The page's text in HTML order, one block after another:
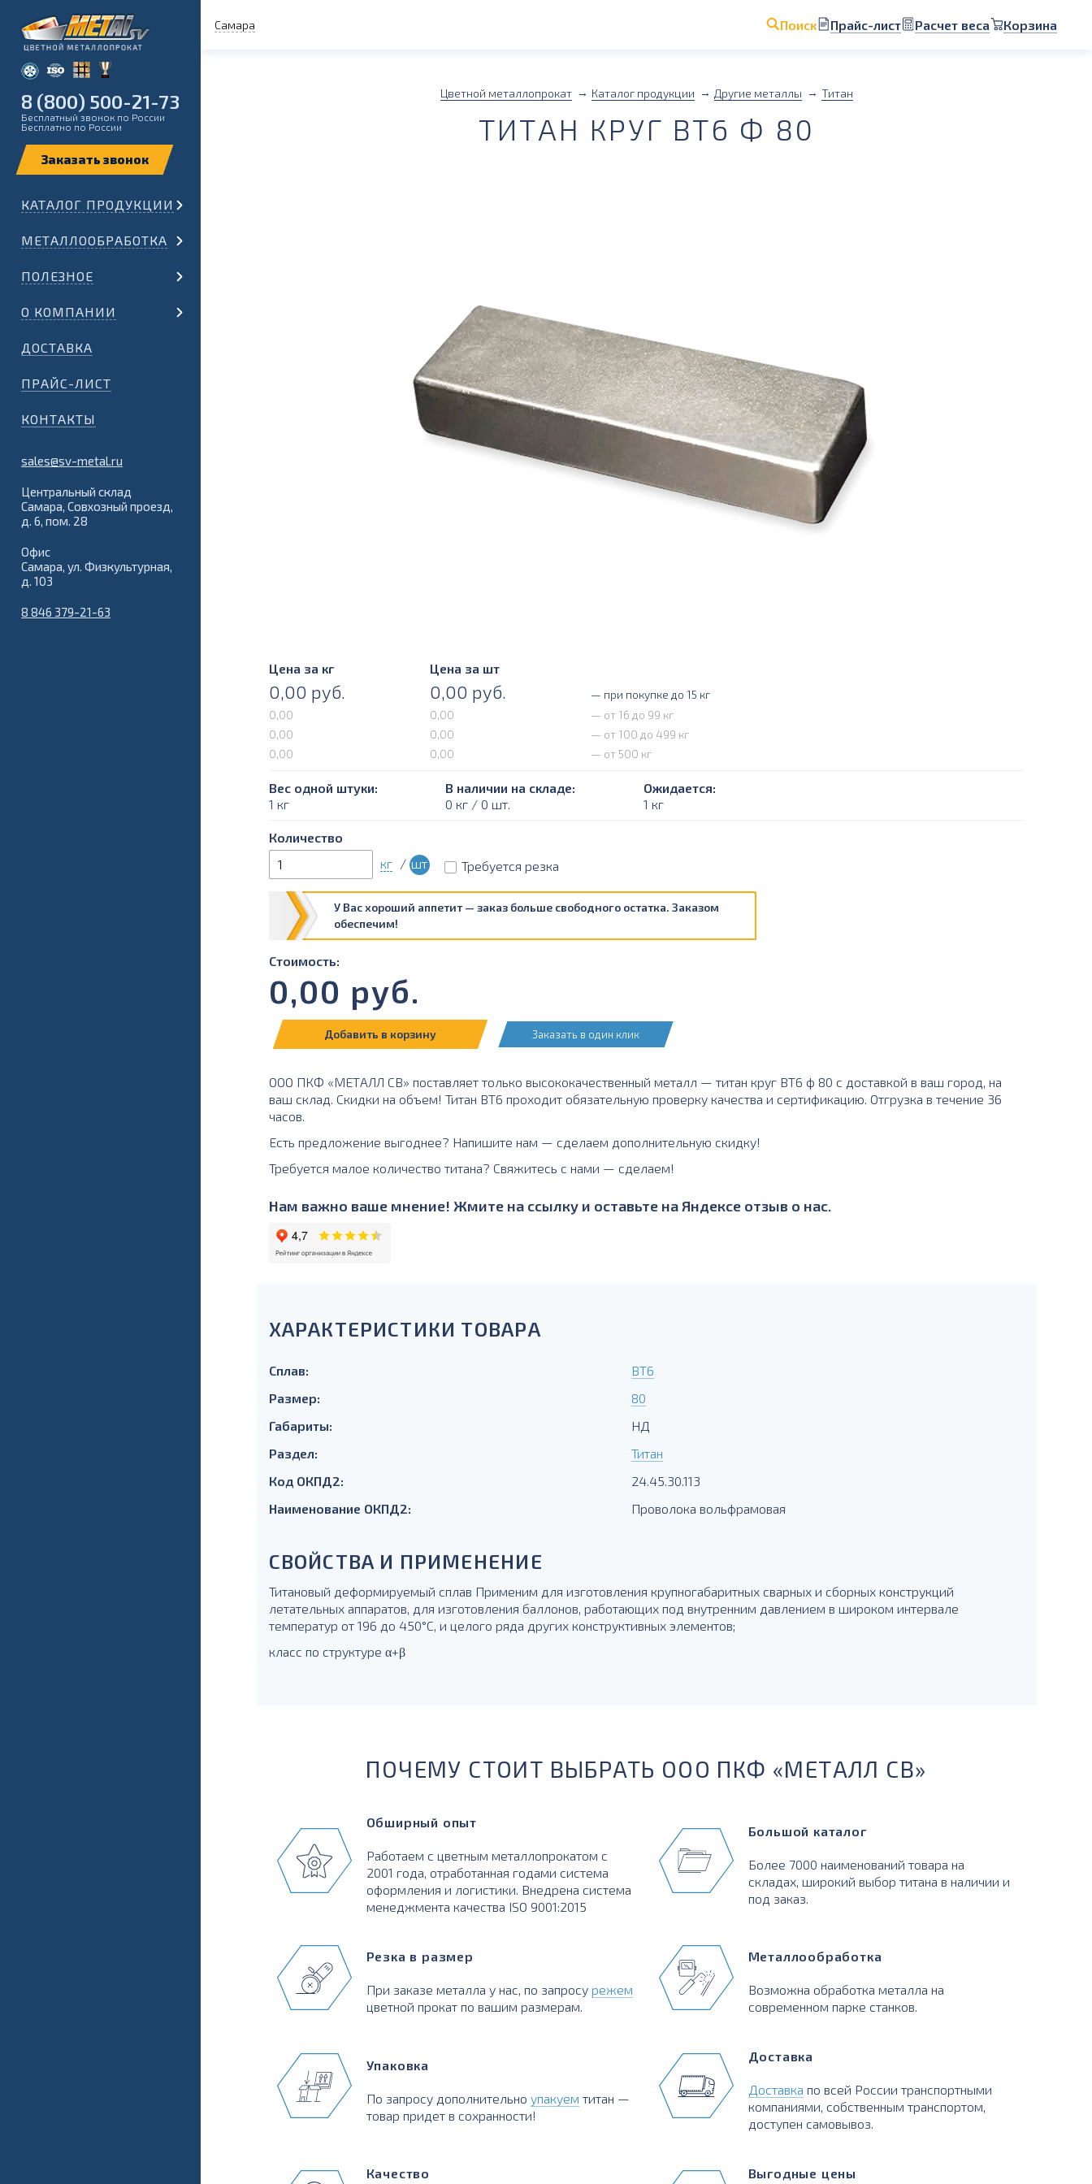
Самара Поиск Прайс-лист Расчет веса Корзина
8 (800) 500-21-73
Бесплатный звонок по России
Бесплатно по России
КАТАЛОГ ПРОДУКЦИИ
МЕТАЛЛООБРАБОТКА
ПОЛЕЗНОЕ
О КОМПАНИИ
ДОСТАВКА
ПРАЙС-ЛИСТ
КОНТАКТЫ
sales@sv-metal.ru
Центральный склад
Самара, Совхозный проезд,
д. 6, пом. 28
Офис
Самара, ул. Физкультурная,
д. 103
8 846 379-21-63
Цветной металлопрокат Каталог продукции Другие металлы Титан
ТИТАН КРУГ ВТ6 Ф 80
Цена за кг Цена за шт
0,00 руб. 0,00 руб.
— при покупке до 15 кг
0,00
0,00
— от 16 до 99 кг
0,00
0,00
— от 100 до 499 кг
0,00
0,00 — от 500 кг
Вес одной штуки:
1 кг
В наличии на складе:
0 кг / 0 шт.
Ожидается:
1 кг
Количество
кг / шт Требуется резка
У Вас хороший аппетит — заказ больше свободного остатка. Заказом
обеспечим!
Стоимость:
0,00 руб.
Добавить в корзину Заказать в один клик
ООО ПКФ «МЕТАЛЛ СВ» поставляет только высококачественный металл — титан круг ВТ6 ф 80 с доставкой в ваш город, на
ваш склад. Скидки на объем! Титан ВТ6 проходит обязательную проверку качества и сертификацию. Отгрузка в течение 36
часов.
Есть предложение выгоднее? Напишите нам — сделаем дополнительную скидку!
Требуется малое количество титана? Свяжитесь с нами — сделаем!
Нам важно ваше мнение! Жмите на ссылку и оставьте на Яндексе отзыв о нас.
ХАРАКТЕРИСТИКИ ТОВАРА
Сплав:
ВТ6
Размер:
80
Габариты:
НД
Раздел:
Титан
Код ОКПД2:
24.45.30.113
Наименование ОКПД2:
Проволока вольфрамовая
СВОЙСТВА И ПРИМЕНЕНИЕ
Титановый деформируемый сплав Применим для изготовления крупногабаритных сварных и сборных конструкций
летательных аппаратов, для изготовления баллонов, работающих под внутренним давлением в широком интервале
температур от 196 до 450°С, и целого ряда других конструктивных элементов;
класс по структуре α+β
ПОЧЕМУ СТОИТ ВЫБРАТЬ ООО ПКФ «МЕТАЛЛ СВ»
Обширный опыт
Работаем с цветным металлопрокатом с
2001 года, отработанная годами система
оформления и логистики. Внедрена система
менеджмента качества ISO 9001:2015
Резка в размер
При заказе металла у нас, по запросу режем
цветной прокат по вашим размерам.
Упаковка
По запросу дополнительно упакуем титан —
товар придет в сохранности!
Качество
Большой каталог
Более 7000 наименований товара на
складах, широкий выбор титана в наличии и
под заказ.
Металлообработка
Возможна обработка металла на
современном парке станков.
Доставка
Доставка по всей России транспортными
компаниями, собственным транспортом,
доступен самовывоз.
Выгодные цены